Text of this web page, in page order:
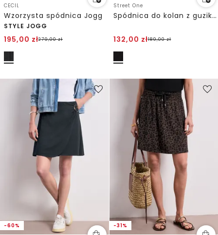
CECIL
Wzorzysta spódnica Jogg
STYLE JOGG
195,00 zł279,00zł
Street One
Spódnica do kolan z guzikami
132,00 zł189,00zł
-60% -31%